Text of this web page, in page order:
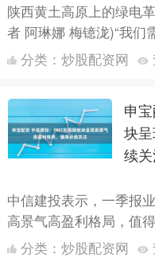
陕西黄土高原上的绿电
者 阿琳娜 梅镱泷)“我们
每一个杆塔部件，半点
分类： 炒股配资网
申
块
续
中信建投表示，一季报
高景气高盈利格局，值
力仍是一季报景气主线
分类： 炒股配资网